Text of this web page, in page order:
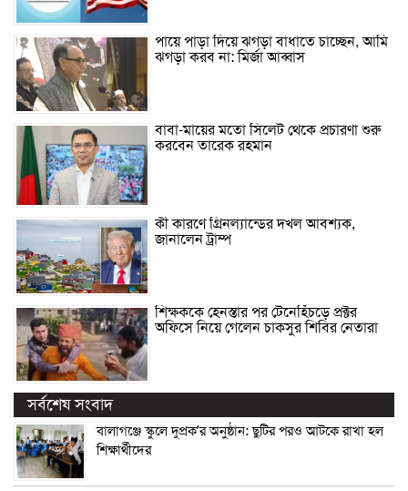
পায়ে পাড়া দিয়ে ঝগড়া বাধাতে চাচ্ছেন, আমি
ঝগড়া করব না: মির্জা আব্বাস
বাবা-মায়ের মতো সিলেট থেকে প্রচারণা শুরু
করবেন তারেক রহমান
কী কারণে গ্রিনল্যান্ডের দখল আবশ্যক,
জানালেন ট্রাম্প
শিক্ষককে হেনস্তার পর টেনেহিঁচড়ে প্রক্টর
অফিসে নিয়ে গেলেন চাকসুর শিবির নেতারা
সর্বশেষ সংবাদ
বালাগঞ্জে স্কুলে দুপ্রক’র অনুষ্ঠান: ছুটির পরও আটকে রাখা হল
শিক্ষার্থীদের